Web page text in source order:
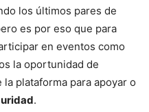
los últimos pares de
es por eso que para
en eventos como
la oportunidad de
plataforma para apoyar o
.